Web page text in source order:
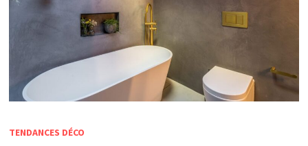
TENDANCES DÉCO